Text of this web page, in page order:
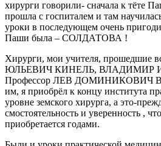
хирурги говорили- сначала к тёте
прошла с госпиталем и там
уроки в последующем очень
Паши была – СОЛДАТОВА !
Хирурги, мои учителя,
ЮЛЬЕВИЧ КИНЕЛЬ, ВЛАДИМИР
Профессор ЛЕВ ДОМИНИКОВИЧ
им, я приобрёл к концу института
уровне земского хирурга, а это-
смостоятельность и уверенность ,
приобретается годами.